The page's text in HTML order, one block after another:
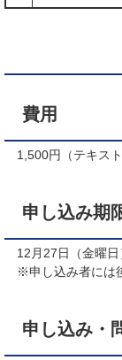
費用
1,500円（テキスト
申し込み期
12月27日（金曜
※申し込み者には
申し込み・